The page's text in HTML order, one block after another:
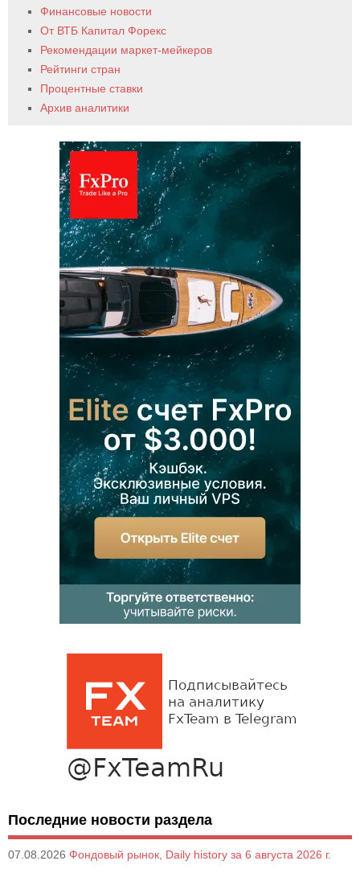
Финансовые новости
От ВТБ Капитал Форекс
Рекомендации маркет-мейкеров
Рейтинги стран
Процентные ставки
Архив аналитики
Последние новости раздела
07.08.2026 Фондовый рынок, Daily history за 6 августа 2026 г.